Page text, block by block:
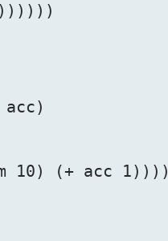
10) (+ acc 1))))